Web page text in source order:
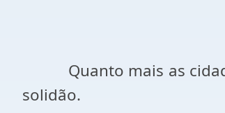
Quanto mais as
solidão.